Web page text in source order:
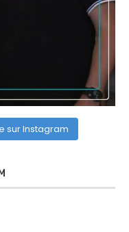
sur Instagram